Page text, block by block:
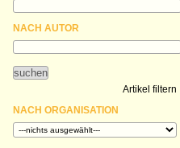
NACH AUTOR
Artikel filtern
NACH ORGANISATION